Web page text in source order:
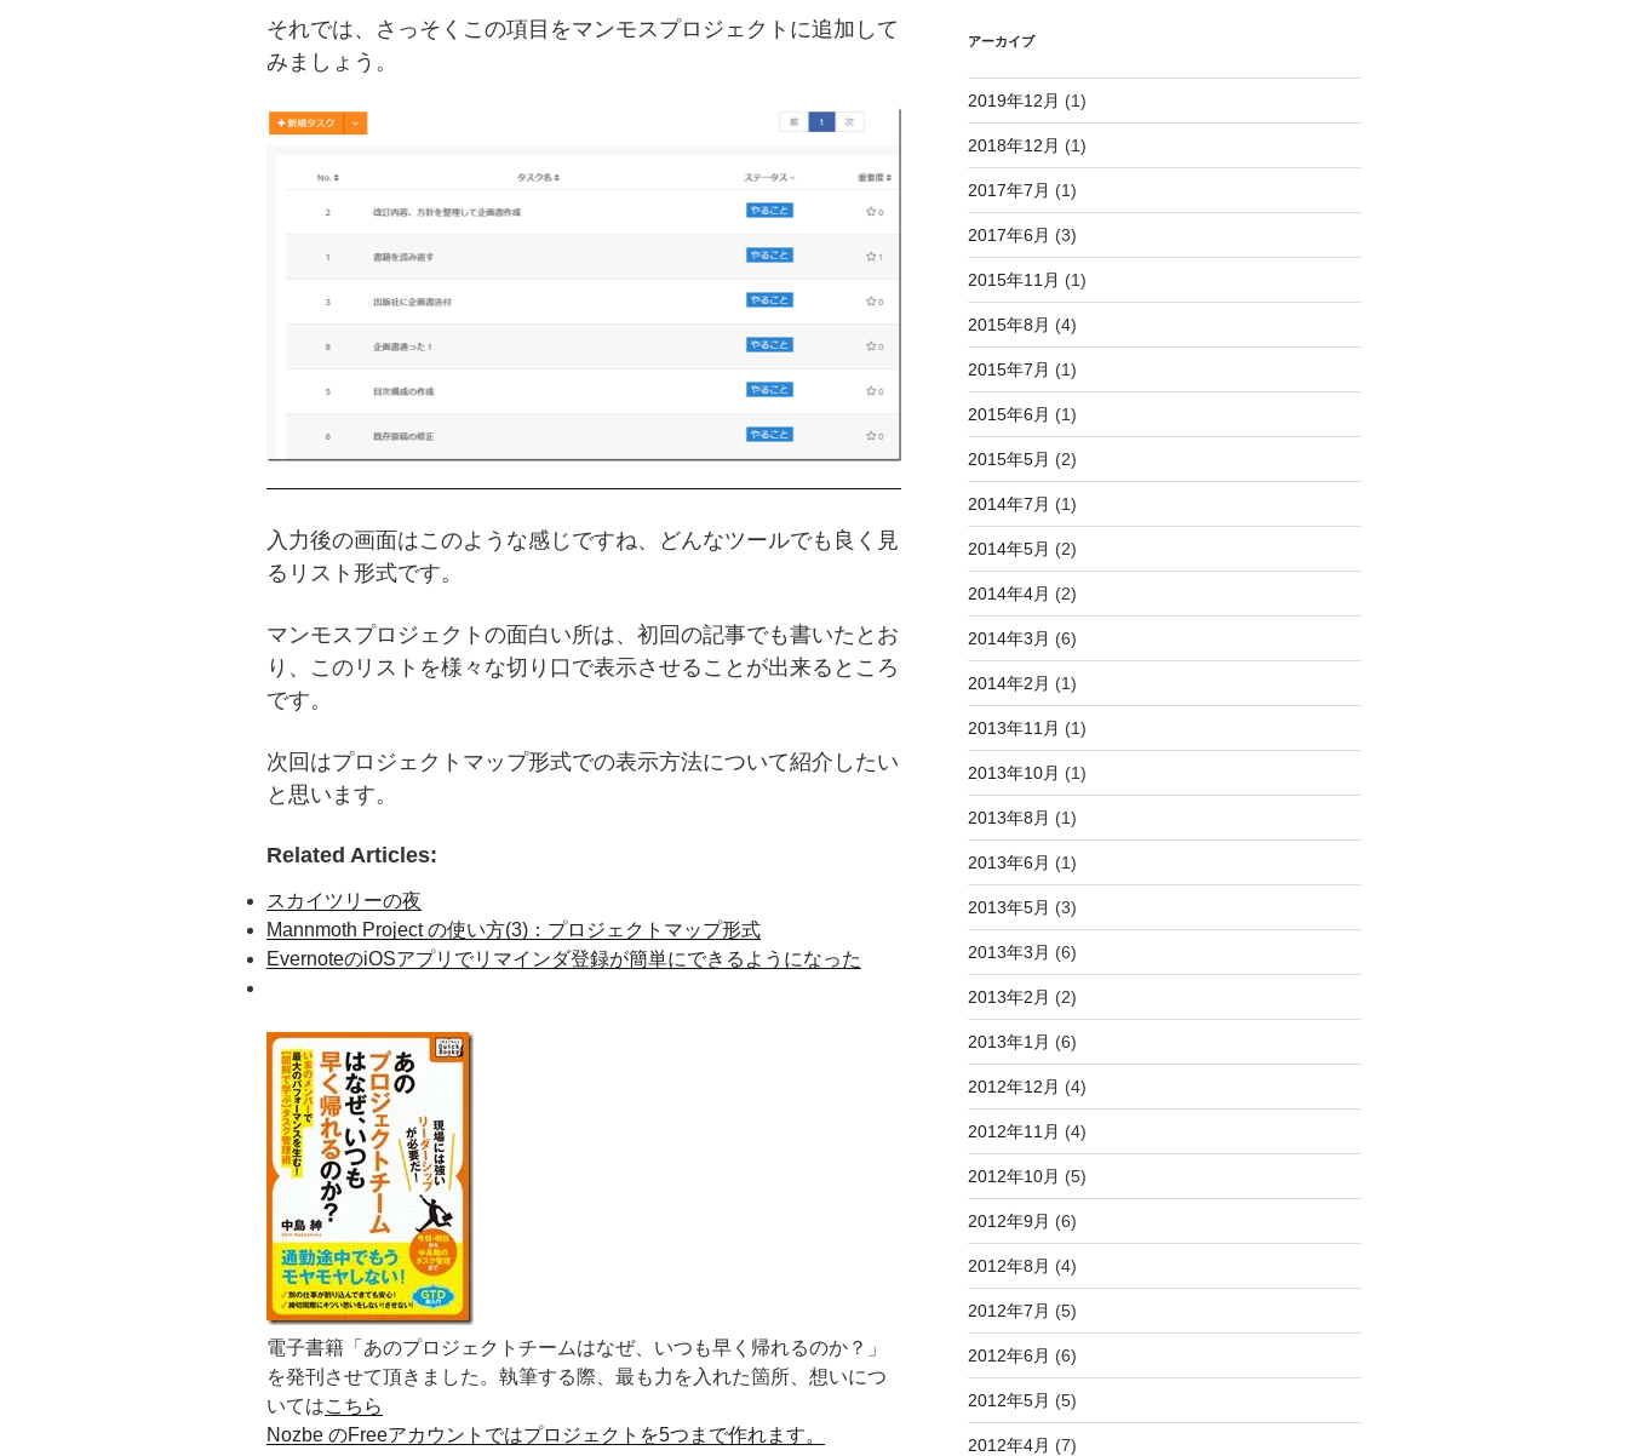
それでは、さっそくこの項目をマンモスプロジェクトに追加して
みましょう。
入力後の画面はこのような感じですね、どんなツールでも良く見
るリスト形式です。
マンモスプロジェクトの面白い所は、初回の記事でも書いたとお
り、このリストを様々な切り口で表示させることが出来るところ
です。
次回はプロジェクトマップ形式での表示方法について紹介したい
と思います。
Related Articles:
スカイツリーの夜
Mannmoth Project の使い方(3)：プロジェクトマップ形式
EvernoteのiOSアプリでリマインダ登録が簡単にできるようになった
電子書籍「あのプロジェクトチームはなぜ、いつも早く帰れるのか？」
を発刊させて頂きました。執筆する際、最も力を入れた箇所、想いにつ
いてはこちら
Nozbe のFreeアカウントではプロジェクトを5つまで作れます。
アーカイブ
2019年12月 (1)
2018年12月 (1)
2017年7月 (1)
2017年6月 (3)
2015年11月 (1)
2015年8月 (4)
2015年7月 (1)
2015年6月 (1)
2015年5月 (2)
2014年7月 (1)
2014年5月 (2)
2014年4月 (2)
2014年3月 (6)
2014年2月 (1)
2013年11月 (1)
2013年10月 (1)
2013年8月 (1)
2013年6月 (1)
2013年5月 (3)
2013年3月 (6)
2013年2月 (2)
2013年1月 (6)
2012年12月 (4)
2012年11月 (4)
2012年10月 (5)
2012年9月 (6)
2012年8月 (4)
2012年7月 (5)
2012年6月 (6)
2012年5月 (5)
2012年4月 (7)